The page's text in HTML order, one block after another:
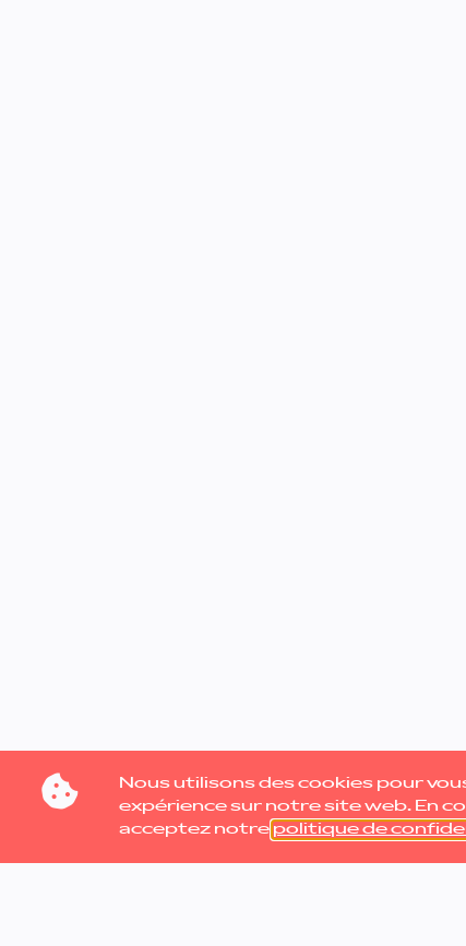
Nous utilisons des cookies pour
expérience sur notre site web. En
acceptez notre politique de